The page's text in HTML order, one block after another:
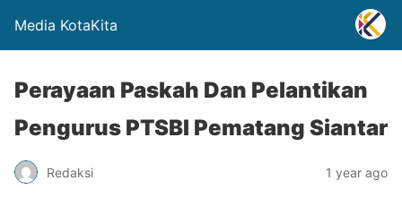
Media KotaKita
Perayaan Paskah Dan Pelantikan
Pengurus PTSBI Pematang Siantar
Redaksi 1 year ago